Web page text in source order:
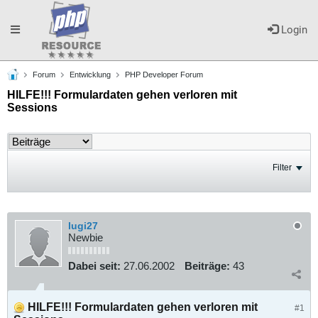
Login
Toggle
navigation
Forum Entwicklung PHP Developer Forum
HILFE!!! Formulardaten gehen verloren mit
Sessions
Filter
lugi27
Newbie
Dabei seit: 27.06.2002 Beiträge: 43
#1
HILFE!!! Formulardaten gehen verloren mit